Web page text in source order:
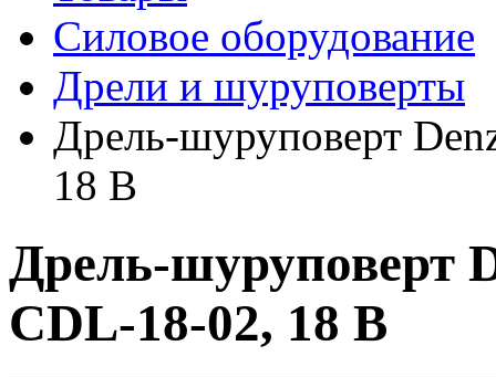
Силовое оборудование
Дрели и шуруповерты
Дрель-шуруповерт
18 В
Дрель-шуруповерт
CDL-18-02, 18 В